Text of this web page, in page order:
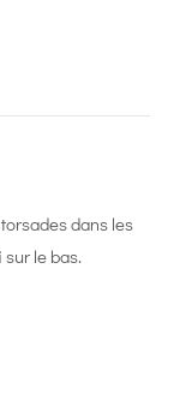
dans les
le bas.